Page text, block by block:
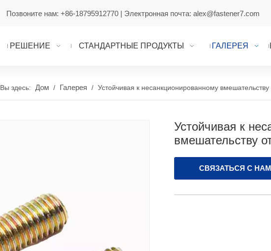
Позвоните нам: +86-18795912770 | Электронная почта: alex@fastener7.com
РЕШЕНИЕ СТАНДАРТНЫЕ ПРОДУКТЫ ГАЛЕРЕЯ
Вы здесь: Дом / Галерея / Устойчивая к несанкционированному вмешательству
Устойчивая к
вмешательству
СВЯЗАТЬСЯ С